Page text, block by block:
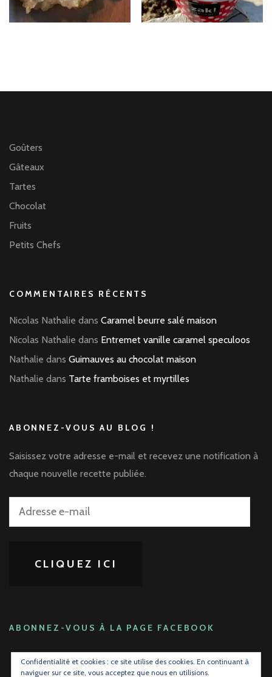
Goûters
Gâteaux
Tartes
Chocolat
Fruits
Petits Chefs
COMMENTAIRES RÉCENTS
Nicolas Nathalie dans Caramel beurre salé maison
Nicolas Nathalie dans Entremet vanille caramel speculoos
Nathalie dans Guimauves au chocolat maison
Nathalie dans Tarte framboises et myrtilles
ABONNEZ-VOUS AU BLOG !
Saisissez votre adresse e-mail et recevez une notification à
chaque nouvelle recette publiée.
Adresse
CLIQUEZ ICI
ABONNEZ-VOUS À LA PAGE FACEBOOK
Confidentialité et cookies : ce site utilise des cookies. En continuant à
naviguer sur ce site, vous acceptez que nous en utilisions.